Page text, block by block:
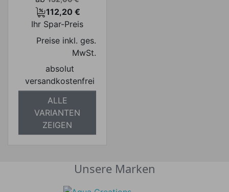
Preis
112,20 €
Ihr Spar-Preis
Preise inkl. ges.
MwSt.
absolut
versandkostenfrei
ALLE
VARIANTEN
ZEIGEN
Unsere Marken